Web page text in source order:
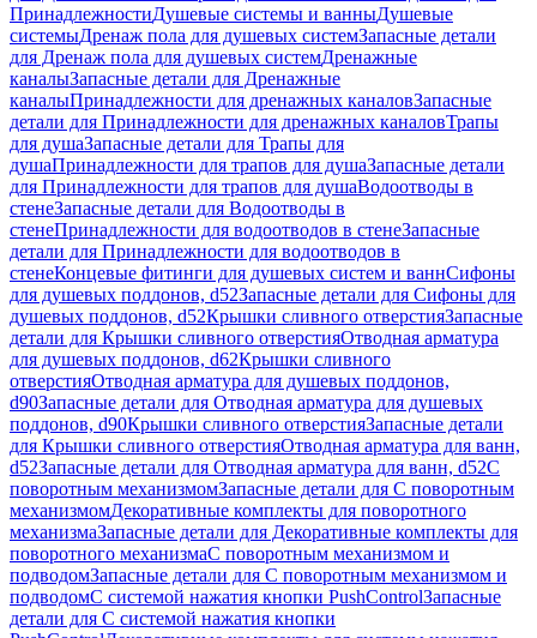
ПринадлежностиДушевые системы и ванныДушевые
системыДренаж пола для душевых системЗапасные детали
для Дренаж пола для душевых системДренажные
каналыЗапасные детали для Дренажные
каналыПринадлежности для дренажных каналовЗапасные
детали для Принадлежности для дренажных каналовТрапы
для душаЗапасные детали для Трапы для
душаПринадлежности для трапов для душаЗапасные детали
для Принадлежности для трапов для душаВодоотводы в
стенеЗапасные детали для Водоотводы в
стенеПринадлежности для водоотводов в стенеЗапасные
детали для Принадлежности для водоотводов в
стенеКонцевые фитинги для душевых систем и ваннСифоны
для душевых поддонов, d52Запасные детали для Сифоны для
душевых поддонов, d52Крышки сливного отверстияЗапасные
детали для Крышки сливного отверстияОтводная арматура
для душевых поддонов, d62Крышки сливного
отверстияОтводная арматура для душевых поддонов,
d90Запасные детали для Отводная арматура для душевых
поддонов, d90Крышки сливного отверстияЗапасные детали
для Крышки сливного отверстияОтводная арматура для ванн,
d52Запасные детали для Отводная арматура для ванн, d52С
поворотным механизмомЗапасные детали для С поворотным
механизмомДекоративные комплекты для поворотного
механизмаЗапасные детали для Декоративные комплекты для
поворотного механизмаС поворотным механизмом и
подводомЗапасные детали для С поворотным механизмом и
подводомС системой нажатия кнопки PushControlЗапасные
детали для С системой нажатия кнопки